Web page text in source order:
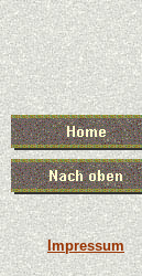
Impressum